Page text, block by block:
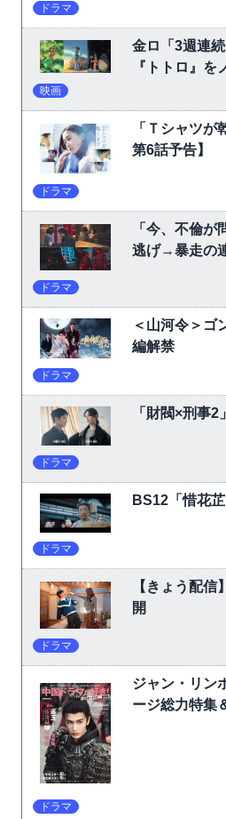
ドラマ
金ロ「3週連
『トトロ』を
映画
「Ｔシャツ
第6話予告】
ドラマ
「今、不倫
逃げ→暴走の
ドラマ
＜山河令＞ゴ
編解禁
ドラマ
「財閥×刑事
ドラマ
BS12「惜花
ドラマ
【きょう配
開
ドラマ
ジャン・リン
ージ総力特集
ドラマ